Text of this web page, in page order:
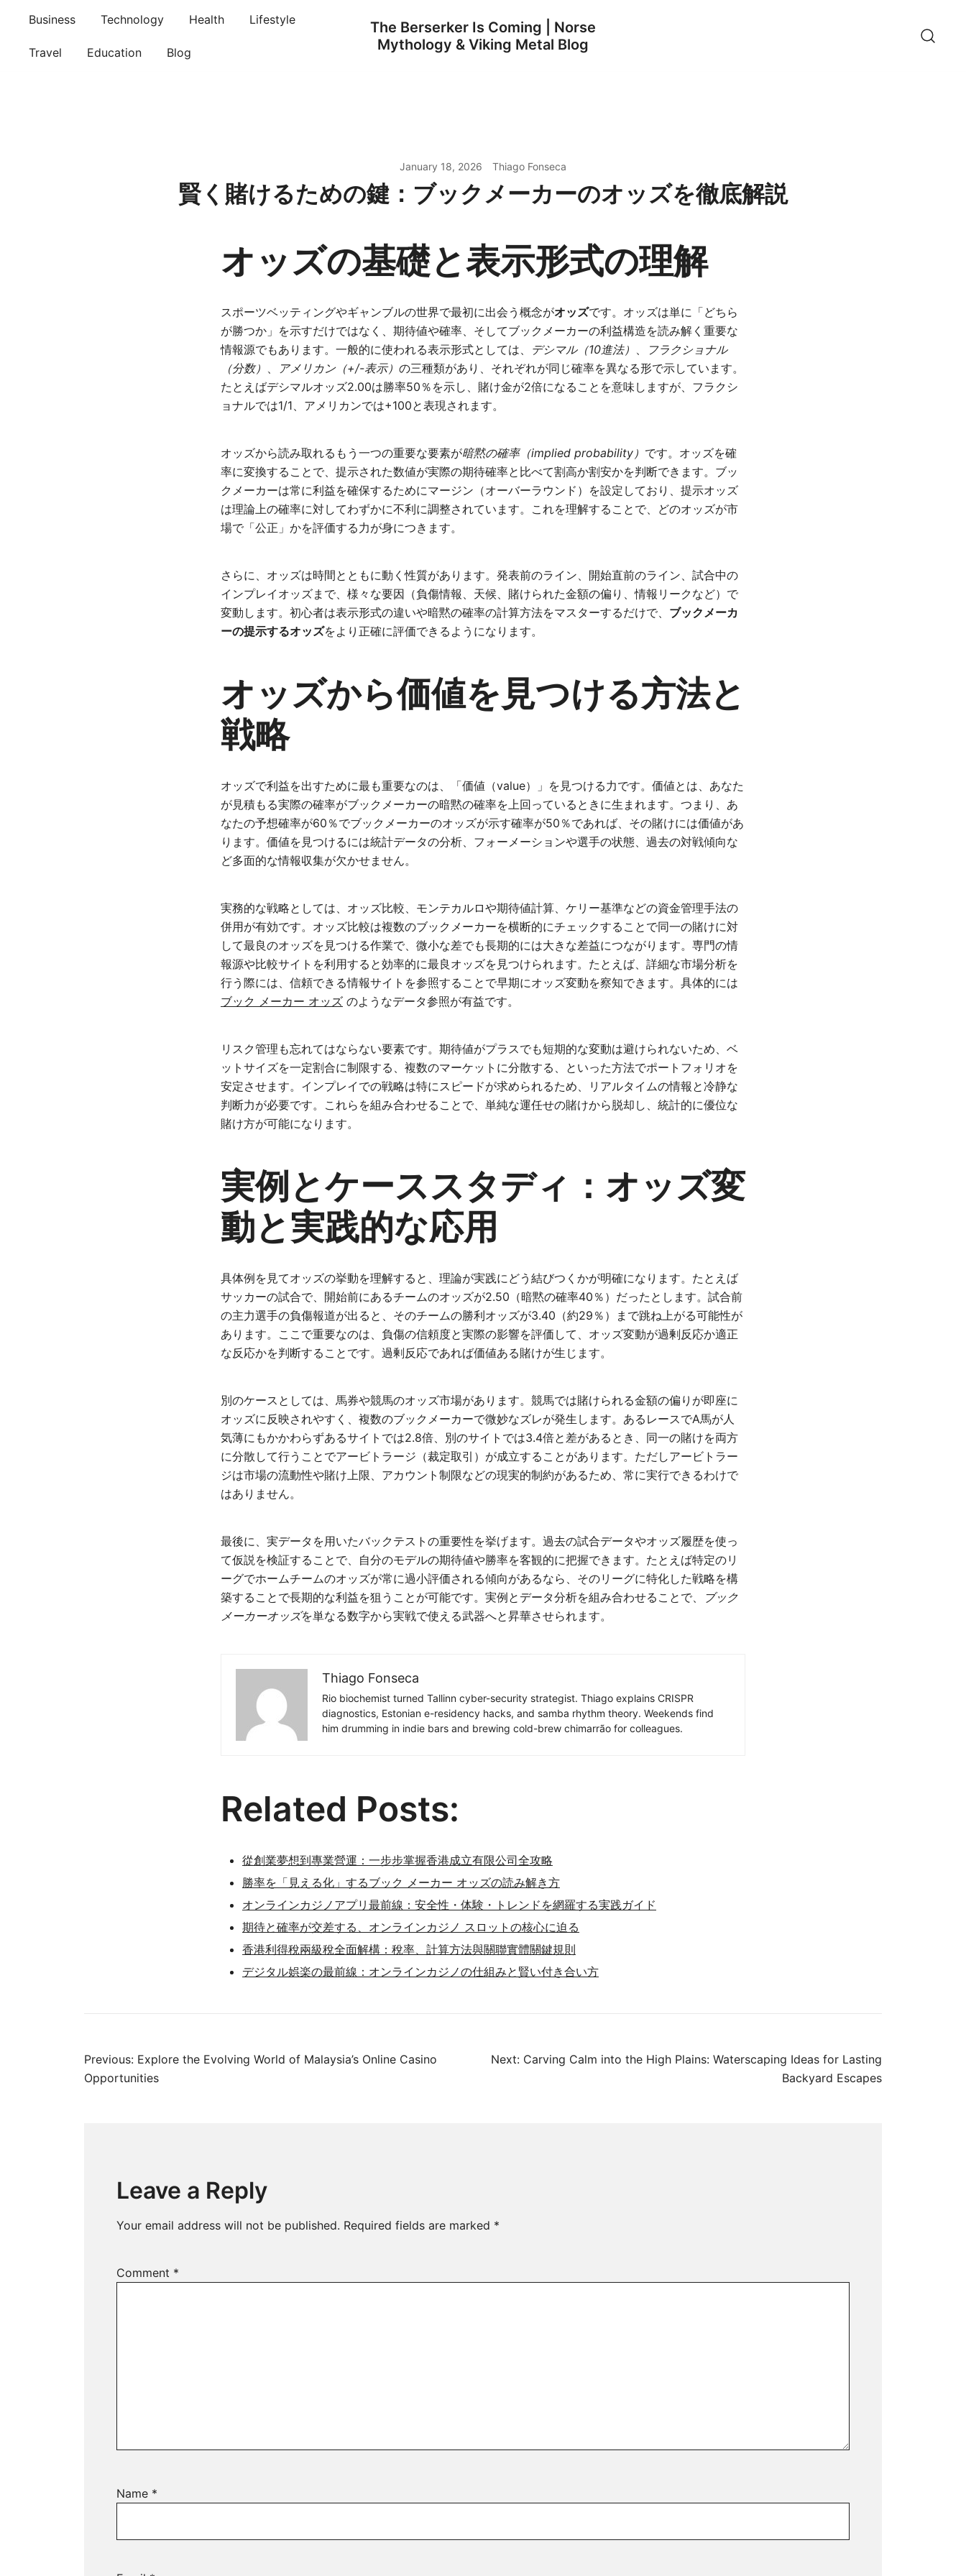
content
Business Technology Health Lifestyle
Travel Education Blog
The Berserker Is Coming | Norse
Mythology & Viking Metal Blog
January 18, 2026 Thiago Fonseca
賢く賭けるための鍵：ブックメーカーのオッズを徹底解説
オッズの基礎と表示形式の理解
スポーツベッティングやギャンブルの世界で最初に出会う概念がオッズです。オッズは単に「どちら
が勝つか」を示すだけではなく、期待値や確率、そしてブックメーカーの利益構造を読み解く重要な
情報源でもあります。一般的に使われる表示形式としては、 デシマル（10進法） 、
フラクショナル
（分数） 、 アメリカン（+/-表示） の三種類があり、それぞれが同じ確率を異なる形で示しています。
たとえばデシマルオッズ2.00は勝率50％を示し、賭け金が2倍になることを意味しますが、フラクシ
ョナルでは1/1、アメリカンでは+100と表現されます。
オッズから読み取れるもう一つの重要な要素が暗黙の確率（implied probability） です。オッズを確
率に変換することで、提示された数値が実際の期待確率と比べて割高か割安かを判断できます。ブッ
クメーカーは常に利益を確保するためにマージン（オーバーラウンド）を設定しており、提示オッズ
は理論上の確率に対してわずかに不利に調整されています。これを理解することで、どのオッズが市
場で「公正」かを評価する力が身につきます。
さらに、オッズは時間とともに動く性質があります。発表前のライン、開始直前のライン、試合中の
インプレイオッズまで、様々な要因（負傷情報、天候、賭けられた金額の偏り、情報リークなど）で
変動します。初心者は表示形式の違いや暗黙の確率の計算方法をマスターするだけで、 ブックメーカ
ーの提示するオッズをより正確に評価できるようになります。
オッズから価値を見つける方法と
戦略
オッズで利益を出すために最も重要なのは、「価値（value）」を見つける力です。価値とは、あなた
が見積もる実際の確率がブックメーカーの暗黙の確率を上回っているときに生まれます。つまり、あ
なたの予想確率が60％でブックメーカーのオッズが示す確率が50％であれば、その賭けには価値があ
ります。価値を見つけるには統計データの分析、フォーメーションや選手の状態、過去の対戦傾向な
ど多面的な情報収集が欠かせません。
実務的な戦略としては、オッズ比較、モンテカルロや期待値計算、ケリー基準などの資金管理手法の
併用が有効です。オッズ比較は複数のブックメーカーを横断的にチェックすることで同一の賭けに対
して最良のオッズを見つける作業で、微小な差でも長期的には大きな差益につながります。専門の情
報源や比較サイトを利用すると効率的に最良オッズを見つけられます。たとえば、詳細な市場分析を
行う際には、信頼できる情報サイトを参照することで早期にオッズ変動を察知できます。具体的には
ブック メーカー オッズ のようなデータ参照が有益です。
リスク管理も忘れてはならない要素です。期待値がプラスでも短期的な変動は避けられないため、ベ
ットサイズを一定割合に制限する、複数のマーケットに分散する、といった方法でポートフォリオを
安定させます。インプレイでの戦略は特にスピードが求められるため、リアルタイムの情報と冷静な
判断力が必要です。これらを組み合わせることで、単純な運任せの賭けから脱却し、統計的に優位な
賭け方が可能になります。
実例とケーススタディ：オッズ変
動と実践的な応用
具体例を見てオッズの挙動を理解すると、理論が実践にどう結びつくかが明確になります。たとえば
サッカーの試合で、開始前にあるチームのオッズが2.50（暗黙の確率40％）だったとします。試合前
の主力選手の負傷報道が出ると、そのチームの勝利オッズが3.40（約29％）まで跳ね上がる可能性が
あります。ここで重要なのは、負傷の信頼度と実際の影響を評価して、オッズ変動が過剰反応か適正
な反応かを判断することです。過剰反応であれば価値ある賭けが生じます。
別のケースとしては、馬券や競馬のオッズ市場があります。競馬では賭けられる金額の偏りが即座に
オッズに反映されやすく、複数のブックメーカーで微妙なズレが発生します。あるレースでA馬が人
気薄にもかかわらずあるサイトでは2.8倍、別のサイトでは3.4倍と差があるとき、同一の賭けを両方
に分散して行うことでアービトラージ（裁定取引）が成立することがあります。ただしアービトラー
ジは市場の流動性や賭け上限、アカウント制限などの現実的制約があるため、常に実行できるわけで
はありません。
最後に、実データを用いたバックテストの重要性を挙げます。過去の試合データやオッズ履歴を使っ
て仮説を検証することで、自分のモデルの期待値や勝率を客観的に把握できます。たとえば特定のリ
ーグでホームチームのオッズが常に過小評価される傾向があるなら、そのリーグに特化した戦略を構
築することで長期的な利益を狙うことが可能です。実例とデータ分析を組み合わせることで、
ブック
メーカーオッズを単なる数字から実戦で使える武器へと昇華させられます。
Thiago Fonseca
Rio biochemist turned Tallinn cyber-security strategist. Thiago explains CRISPR
diagnostics, Estonian e-residency hacks, and samba rhythm theory. Weekends find
him drumming in indie bars and brewing cold-brew chimarrão for colleagues.
Related Posts:
從創業夢想到專業營運：一步步掌握香港成立有限公司全攻略
勝率を「見える化」するブック メーカー オッズの読み解き方
オンラインカジノアプリ最前線：安全性・体験・トレンドを網羅する実践ガイド
期待と確率が交差する、オンラインカジノ スロットの核心に迫る
香港利得稅兩級稅全面解構：稅率、計算方法與關聯實體關鍵規則
デジタル娯楽の最前線：オンラインカジノの仕組みと賢い付き合い方
Post
Previous: Explore the Evolving World of Malaysia’s Online Casino
Opportunities
Next: Carving Calm into the High Plains: Waterscaping Ideas for Lasting
Backyard Escapes
Leave a Reply
Your email address will not be published. Required fields are marked *
Comment *
Name *